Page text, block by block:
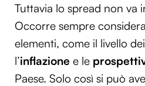
Tuttavia lo spread non va
Occorre sempre
elementi, come il livello dei
l’inflazione e le
Paese. Solo così si può